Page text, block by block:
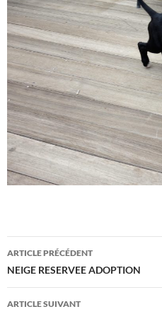
Navigation
des
articles
ARTICLE PRÉCÉDENT
NEIGE RESERVEE ADOPTION
ARTICLE SUIVANT